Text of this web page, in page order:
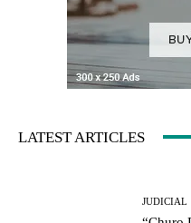
LATEST ARTICLES
JUDICIAL